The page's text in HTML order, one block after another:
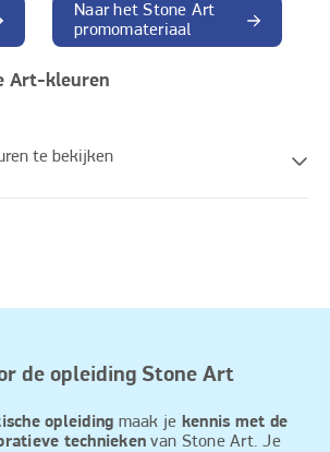
Naar het Stone Art
promomateriaal
Art-kleuren
te bekijken
de opleiding Stone Art
opleiding maak je kennis met de
techniekenvan Stone Art. Je